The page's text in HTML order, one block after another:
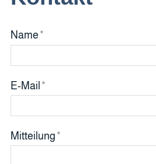
Name *
E-Mail *
Mitteilung *